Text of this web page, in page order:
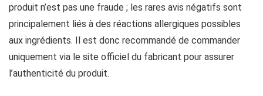
produit n’est pas une fraude ; les rares avis négatifs sont
principalement liés à des réactions allergiques possibles
aux ingrédients. Il est donc recommandé de commander
uniquement via le site officiel du fabricant pour assurer
l’authenticité du produit.